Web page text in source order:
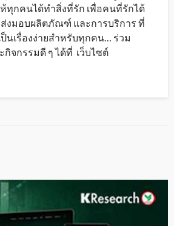
ทุกคนได้ทำสิ่งที่รัก เพื่อคนที่รักได้
ส่งมอบผลิตภัณฑ์ และการบริการ ที่
นเรื่องง่ายสำหรับทุกคน… ร่วม
จกรรมดี ๆ ได้ที่ เว็บไซต์